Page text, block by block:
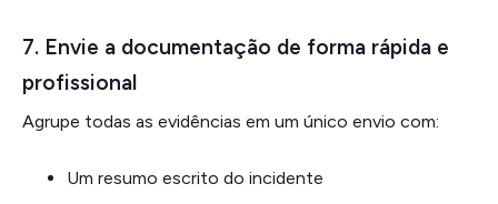
7. Envie a documentação de forma rápida e
profissional
Agrupe todas as evidências em um único envio com:
Um resumo escrito do incidente